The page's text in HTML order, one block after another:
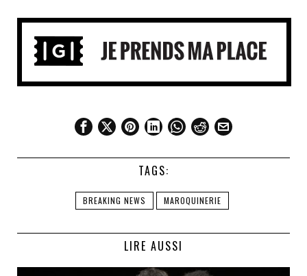
TAGS:
BREAKING NEWS MAROQUINERIE
LIRE AUSSI